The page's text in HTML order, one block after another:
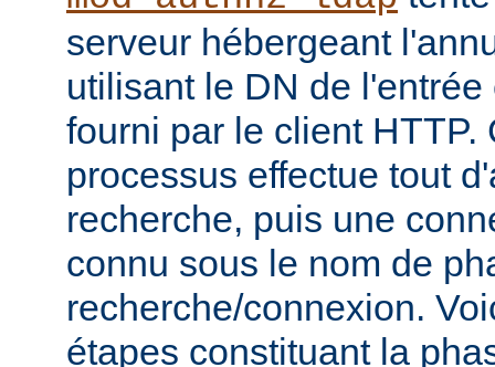
serveur hébergeant
utilisant le DN de
fourni par le client HTTP.
processus effectue tout
recherche, puis une
connu sous le nom de
recherche/connexion.
étapes constituant la